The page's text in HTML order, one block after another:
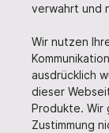
verwahrt und
Wir nutzen
ausdrücklich
dieser
Produkte. Wir
Zustimmung